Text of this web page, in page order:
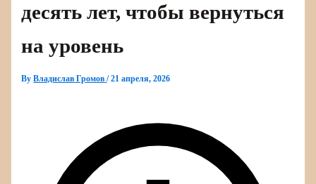
десять лет, чтобы вернуться
на уровень
ByВладислав Громов/21 апреля, 2026